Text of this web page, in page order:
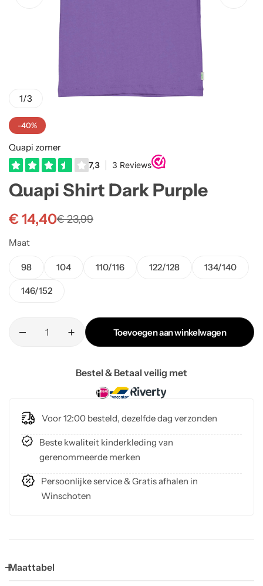
1/3
-40%
Quapi zomer
Quapi Shirt Dark Purple
€23,99
€14,40
Maat
98 104 110/116 122/128 134/140
146/152
Toevoegen aan winkelwagen
Bestel & Betaal veilig met
Voor 12:00 besteld, dezelfde dag verzonden
Beste kwaliteit kinderkleding van
gerenommeerde merken
Persoonlijke service & Gratis afhalen in
Winschoten
Maattabel
T-shirts meisjes
Truien Meisjes
Vesten meisjes
Rellix Zomer
Quapi zomer
Like Flo zomer